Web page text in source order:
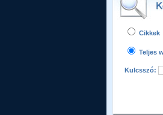
Cikkek
Teljes
Kulcsszó: